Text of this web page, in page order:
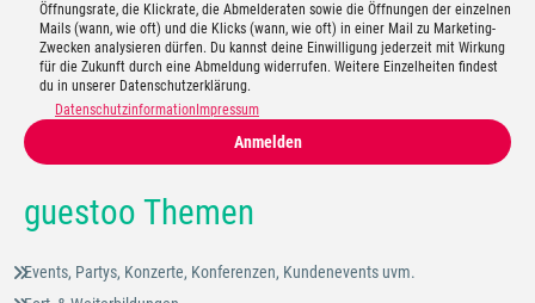
Öffnungsrate, die Klickrate, die Abmelderaten sowie die Öffnungen der einzelnen
Mails (wann, wie oft) und die Klicks (wann, wie oft) in einer Mail zu Marketing-
Zwecken analysieren dürfen. Du kannst deine Einwilligung jederzeit mit Wirkung
für die Zukunft durch eine Abmeldung widerrufen. Weitere Einzelheiten findest
du in unserer Datenschutzerklärung.
Datenschutzinformation Impressum
Anmelden
guestoo Themen
Events, Partys, Konzerte, Konferenzen, Kundenevents uvm.